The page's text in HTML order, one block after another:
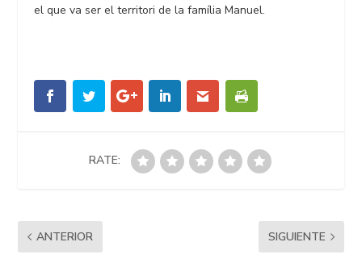
el que va ser el territori de la família Manuel.
RATE:
ANTERIOR SIGUIENTE